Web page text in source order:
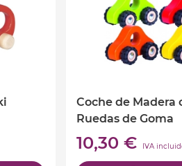
Coche de Madera
Ruedas de Goma
10,30 € IVA